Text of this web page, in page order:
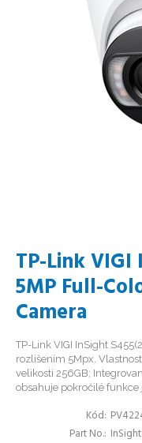
TP-Link VIGI
5MP Full-
Camera
TP-Link VIGI InSight
rozlišením 5Mpx.
velikosti 256GB;
obsahuje pokročilé funkce
Kód
Part No.